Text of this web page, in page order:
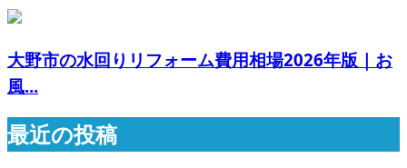
大野市の水回りリフォーム費用相場2026年版｜お
風...
最近の投稿